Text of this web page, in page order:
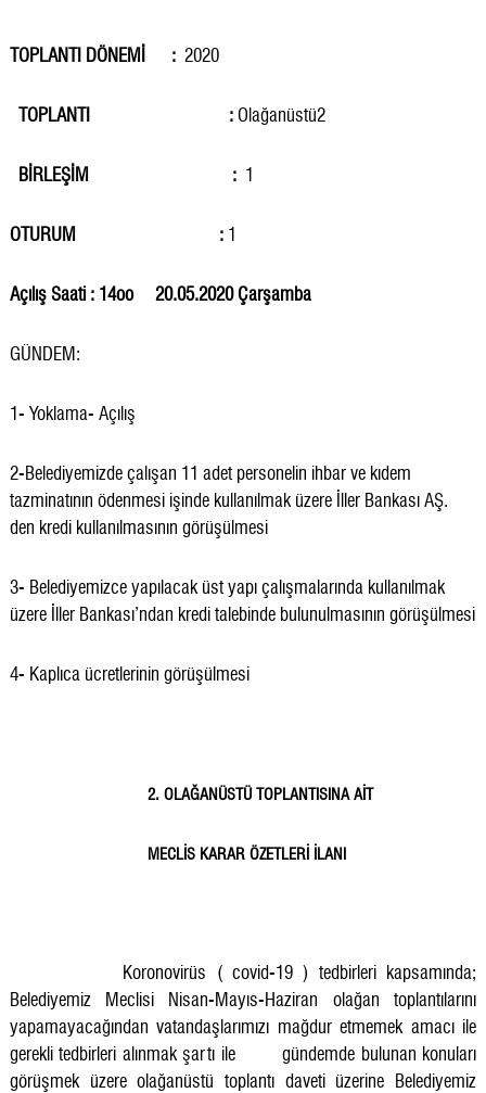
TOPLANTI DÖNEMİ :2020
TOPLANTI :Olağanüstü2
BİRLEŞİM :1
OTURUM : 1
Açılış Saati : 14oo 20.05.2020 Çarşamba
GÜNDEM:
1- Yoklama- Açılış
2-Belediyemizde çalışan 11 adet personelin ihbar ve kıdem
tazminatının ödenmesi işinde kullanılmak üzere İller Bankası AŞ.
den kredi kullanılmasının görüşülmesi
3- Belediyemizce yapılacak üst yapı çalışmalarında kullanılmak
üzere İller Bankası’ndan kredi talebinde bulunulmasının görüşülmesi
4- Kaplıca ücretlerinin görüşülmesi
2. OLAĞANÜSTÜ TOPLANTISINA AİT
MECLİS KARAR ÖZETLERİ İLANI
Koronovirüs ( covid-19 ) tedbirleri kapsamında;
Belediyemiz Meclisi Nisan-Mayıs-Haziran olağan toplantılarını
yapamayacağından vatandaşlarımızı mağdur etmemek amacı ile
gerekli tedbirleri alınmak şartı ile
gündemde bulunan konuları
görüşmek üzere olağanüstü toplantı daveti üzerine Belediyemiz